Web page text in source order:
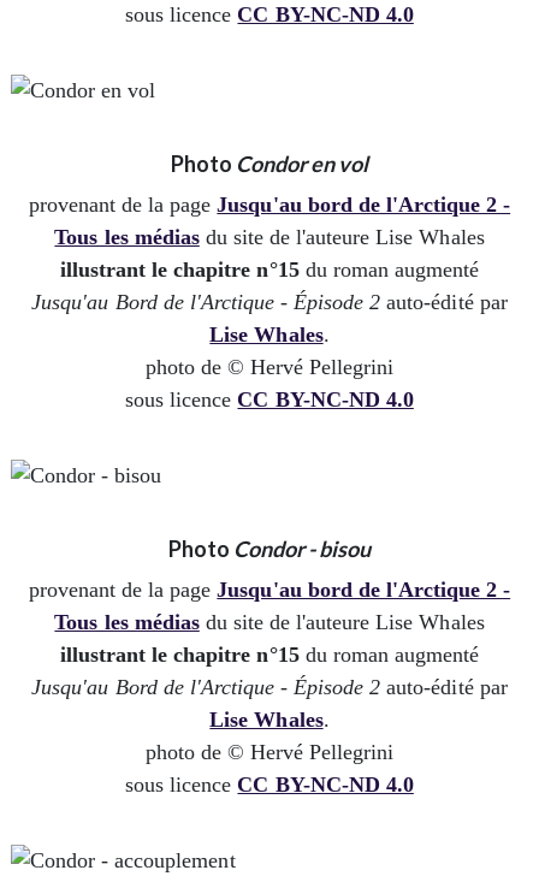
sous licence CC BY-NC-ND 4.0
Photo Condor en vol
provenant de la pageJusqu'au bord de l'Arctique 2 -
Tous les médiasdu site de l'auteure Lise Whales
illustrant le chapitre n°15du roman augmenté
Jusqu'au Bord de l'Arctique - Épisode 2 auto-édité par
Lise Whales.
photo de © Hervé Pellegrini
sous licence CC BY-NC-ND 4.0
Photo Condor - bisou
provenant de la pageJusqu'au bord de l'Arctique 2 -
Tous les médiasdu site de l'auteure Lise Whales
illustrant le chapitre n°15du roman augmenté
Jusqu'au Bord de l'Arctique - Épisode 2 auto-édité par
Lise Whales.
photo de © Hervé Pellegrini
sous licence CC BY-NC-ND 4.0